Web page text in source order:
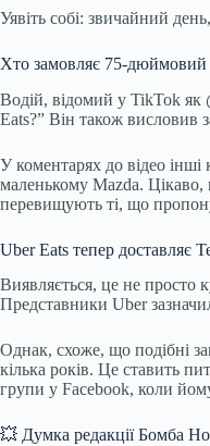
Уявіть собі: звичайний
Хто замовляє 75-дюймовий
Водій, відомий у TikTok як
Eats?” Він також висловив
У коментарях до відео
маленькому Mazda. Цікаво,
перевищують ті, що
Uber Eats тепер доставляє
Виявляється, це не просто
Представники Uber
Однак, схоже, що подібні
кілька років. Це ставить
групи у Facebook, коли
💥 Думка редакції Бомба